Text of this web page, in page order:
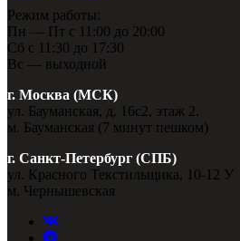
Режим работы:
Пн — Пт с 11:00 до 20:00
Сб с 11:30 до 17:30
Вс — выходной
г. Москва (МСК)
ул. Бауманская, д. 16с2, этаж 2.
м. Бауманская (7 минут пешком)
г. Санкт-Петербург (СПБ)
ул. Красного Текстильщика, 10-12 У
м. Чернышевская